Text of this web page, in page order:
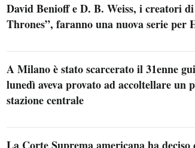
David Benioff e D. B. Weiss, i creatori
Thrones”, faranno una nuova serie per
A Milano è stato scarcerato il 31enne
lunedì aveva provato ad accoltellare un
stazione centrale